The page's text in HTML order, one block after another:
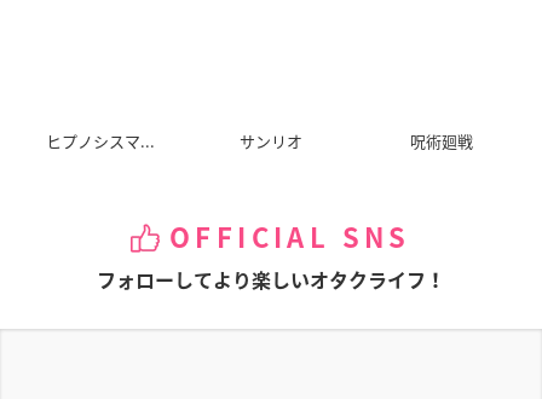
ヒプノシスマ... サンリオ 呪術廻戦
OFFICIAL SNS
フォローしてより楽しいオタクライフ！